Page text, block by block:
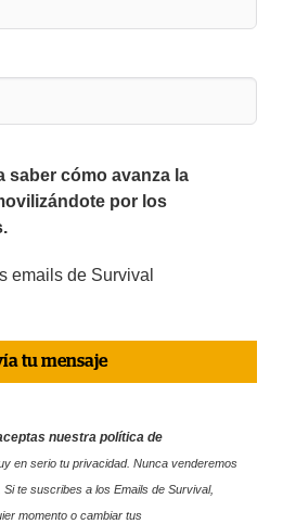
saber cómo avanza la
por los
emails de Survival
tu mensaje
nuestra política de
en serio tu privacidad. Nunca venderemos
te suscribes a los Emails de Survival,
momento o cambiar tus